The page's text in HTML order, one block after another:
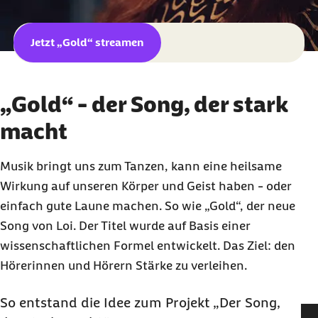
externer Link:
Jetzt „Gold“ streamen
„Gold“ - der Song, der stark
macht
Musik bringt uns zum Tanzen, kann eine heilsame
Wirkung auf unseren Körper und Geist haben - oder
einfach gute Laune machen. So wie „Gold“, der neue
Song von Loi. Der Titel wurde auf Basis einer
wissenschaftlichen Formel entwickelt. Das Ziel: den
Hörerinnen und Hörern Stärke zu verleihen.
So entstand die Idee zum Projekt „Der Song,